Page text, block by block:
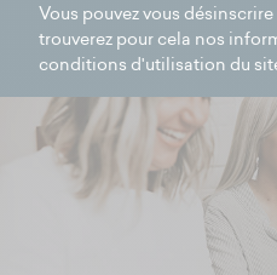
Vous pouvez vous
trouverez pour cela nos
conditions d'utilisation du